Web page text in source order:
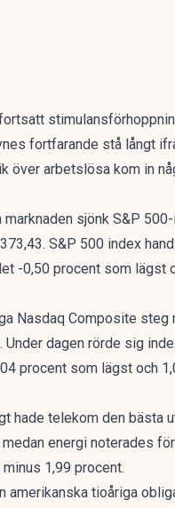
fortfarande stå långt
över arbetslösa kom in
marknaden sjönk S&P
S&P 500 index
-0,50 procent som lägst
Nasdaq Composite steg
Under dagen rörde sig
procent som lägst och
hade telekom den bästa
energi noterades
1,99 procent.
amerikanska tioåriga